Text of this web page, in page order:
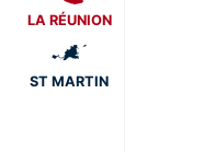
LA RÉUNION
ST MARTIN